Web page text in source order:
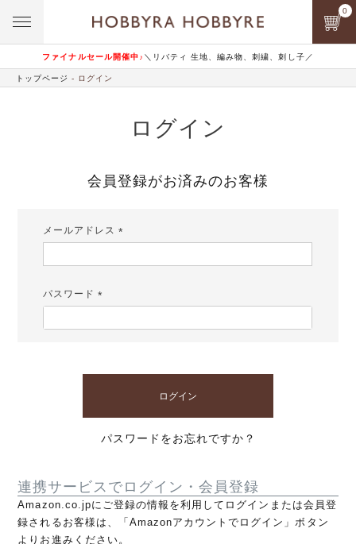
ファイナルセール開催中♪ ＼リバティ 生地、編み物、刺繍、刺し子／
0
トップページ ログイン
ログイン
会員登録がお済みのお客様
メールアドレス
パスワード
ログイン
パスワードをお忘れですか？
連携サービスでログイン・会員登録
Amazon.co.jpにご登録の情報を利用してログインまたは会員登
録されるお客様は、「Amazonアカウントでログイン」ボタン
よりお進みください。